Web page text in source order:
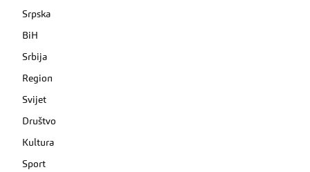
Srpska
BiH
Srbija
Region
Svijet
Društvo
Kultura
Sport